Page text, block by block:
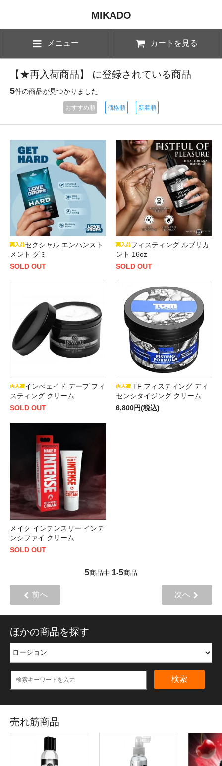
MIKADO
メニュー カートを見る
【★再入荷商品】 に登録されている商品
5件の商品が見つかりました
おすすめ順 価格順 新着順
セクシャル エンハンスト
メント グミ
SOLD OUT
フィスティング ルブリカ
ント 16oz
SOLD OUT
インべェイド デープ フィ
スティング クリーム
SOLD OUT
TF フィスティング ディ
センシタイジング クリーム
6,800円(税込)
メイク インテンスリー インテ
ンシファイ クリーム
SOLD OUT
5商品中 1-5商品
前へ 次へ
ほかの商品を探す
検索
売れ筋商品